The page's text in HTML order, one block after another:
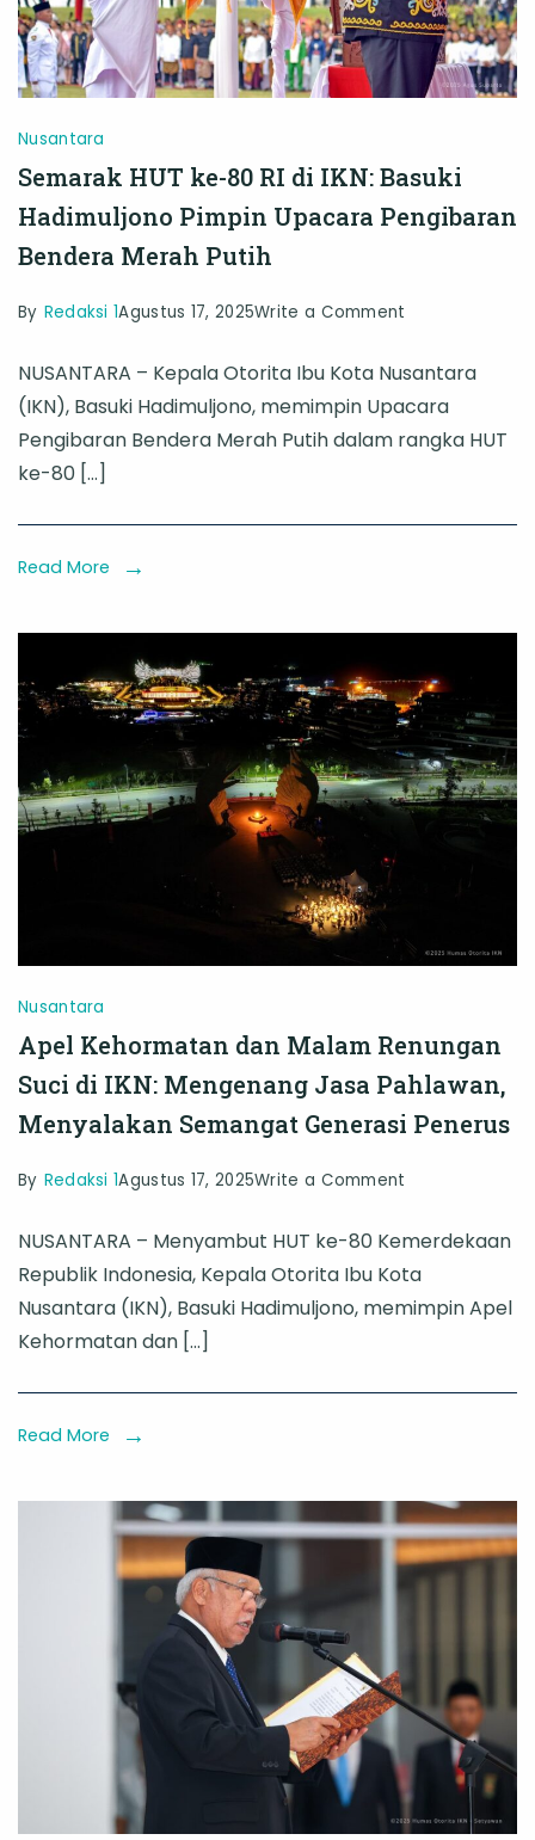
Royong
Nusantara
Semarak HUT ke-80 RI di IKN: Basuki
Hadimuljono Pimpin Upacara Pengibaran
Bendera Merah Putih
By Redaksi 1Agustus 17, 2025Write a Comment
HUT
ke-
di
Hadimuljono
Pimpin
Upacara
Pengibaran
Bendera
Merah
NUSANTARA – Kepala Otorita Ibu Kota Nusantara
(IKN), Basuki Hadimuljono, memimpin Upacara
Pengibaran Bendera Merah Putih dalam rangka HUT
ke-80 […]
Read More
Nusantara
Apel Kehormatan dan Malam Renungan
Suci di IKN: Mengenang Jasa Pahlawan,
Menyalakan Semangat Generasi Penerus
By Redaksi 1Agustus 17, 2025Write a Comment
Kehormatan
dan
Malam
Suci
Mengenang
Jasa
Pahlawan,
Generasi
Penerus
NUSANTARA – Menyambut HUT ke-80 Kemerdekaan
Republik Indonesia, Kepala Otorita Ibu Kota
Nusantara (IKN), Basuki Hadimuljono, memimpin Apel
Kehormatan dan […]
Read More